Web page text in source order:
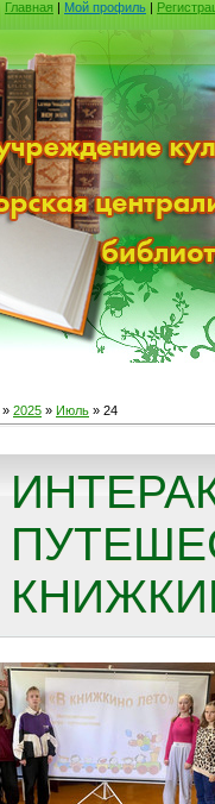
Главная | Мой профиль |
» 2025 » Июль » 24